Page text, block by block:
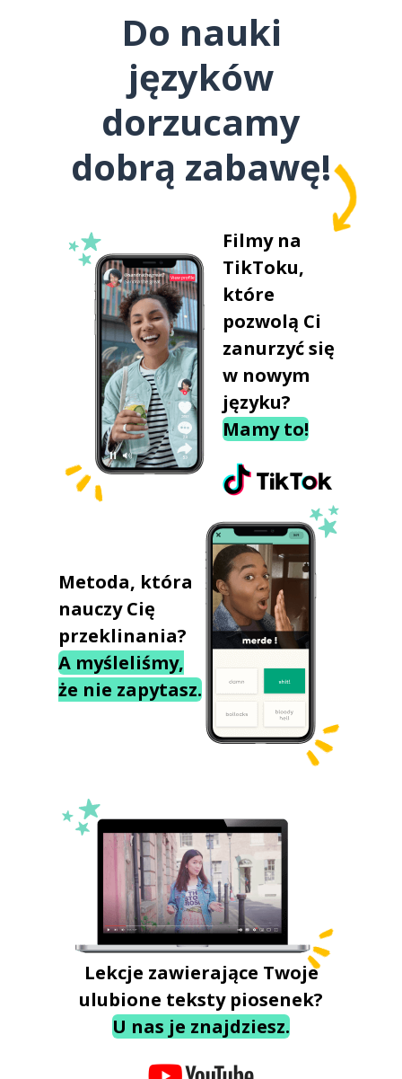
Do nauki
języków
dorzucamy
dobrą zabawę!
Filmy na
TikToku,
które
pozwolą Ci
zanurzyć się
w nowym
języku?
Mamy to!
Metoda, która
nauczy Cię
przeklinania?
A myśleliśmy,
że nie zapytasz.
Lekcje zawierające Twoje
ulubione teksty piosenek?
U nas je znajdziesz.